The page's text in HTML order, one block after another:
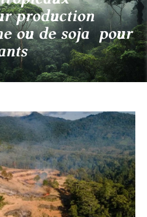
production
ou de soja pour